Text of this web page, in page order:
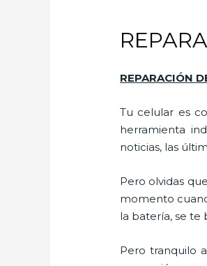
REPARACIÓN
Tu celular es
herramienta
noticias, las
Pero olvidas
momento
la batería, se te
Pero tranquilo